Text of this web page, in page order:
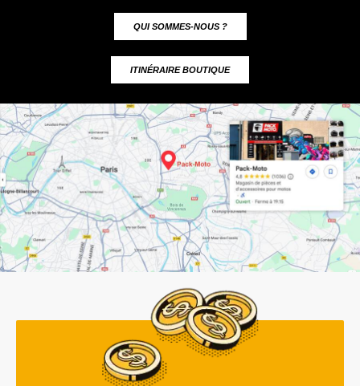
QUI SOMMES-NOUS ?
ITINÉRAIRE BOUTIQUE